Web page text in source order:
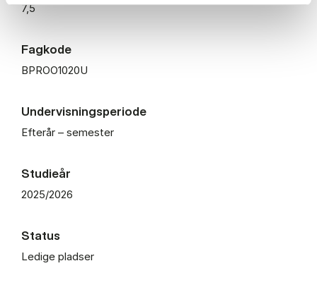
7,5
Fagkode
BPROO1020U
Undervisningsperiode
Efterår – semester
Studieår
2025/2026
Status
Ledige pladser